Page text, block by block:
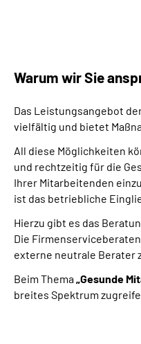
Warum wir Sie
Das Leistungsangebot
vielfältig und bietet
All diese Möglichkeiten
und rechtzeitig für die
Ihrer Mitarbeitenden
ist das betriebliche
Hierzu gibt es das
Die
externe neutrale Berater
Beim Thema„Gesunde
breites Spektrum